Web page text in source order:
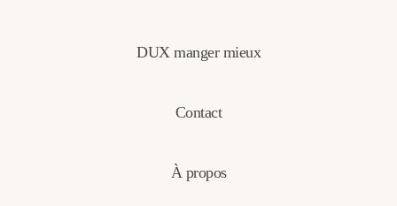
DUX manger mieux
Contact
À propos